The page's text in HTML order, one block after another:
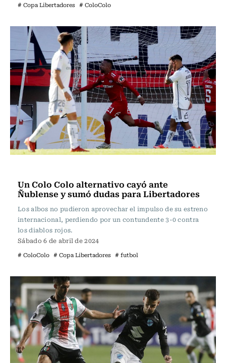
# Copa Libertadores # ColoColo
Un Colo Colo alternativo cayó ante
Ñublense y sumó dudas para Libertadores
Los albos no pudieron aprovechar el impulso de su estreno
internacional, perdiendo por un contundente 3-0 contra
los diablos rojos.
Sábado 6 de abril de 2024
# ColoColo # Copa Libertadores # futbol